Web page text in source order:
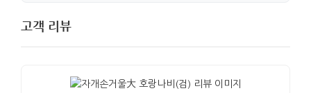
고객 리뷰